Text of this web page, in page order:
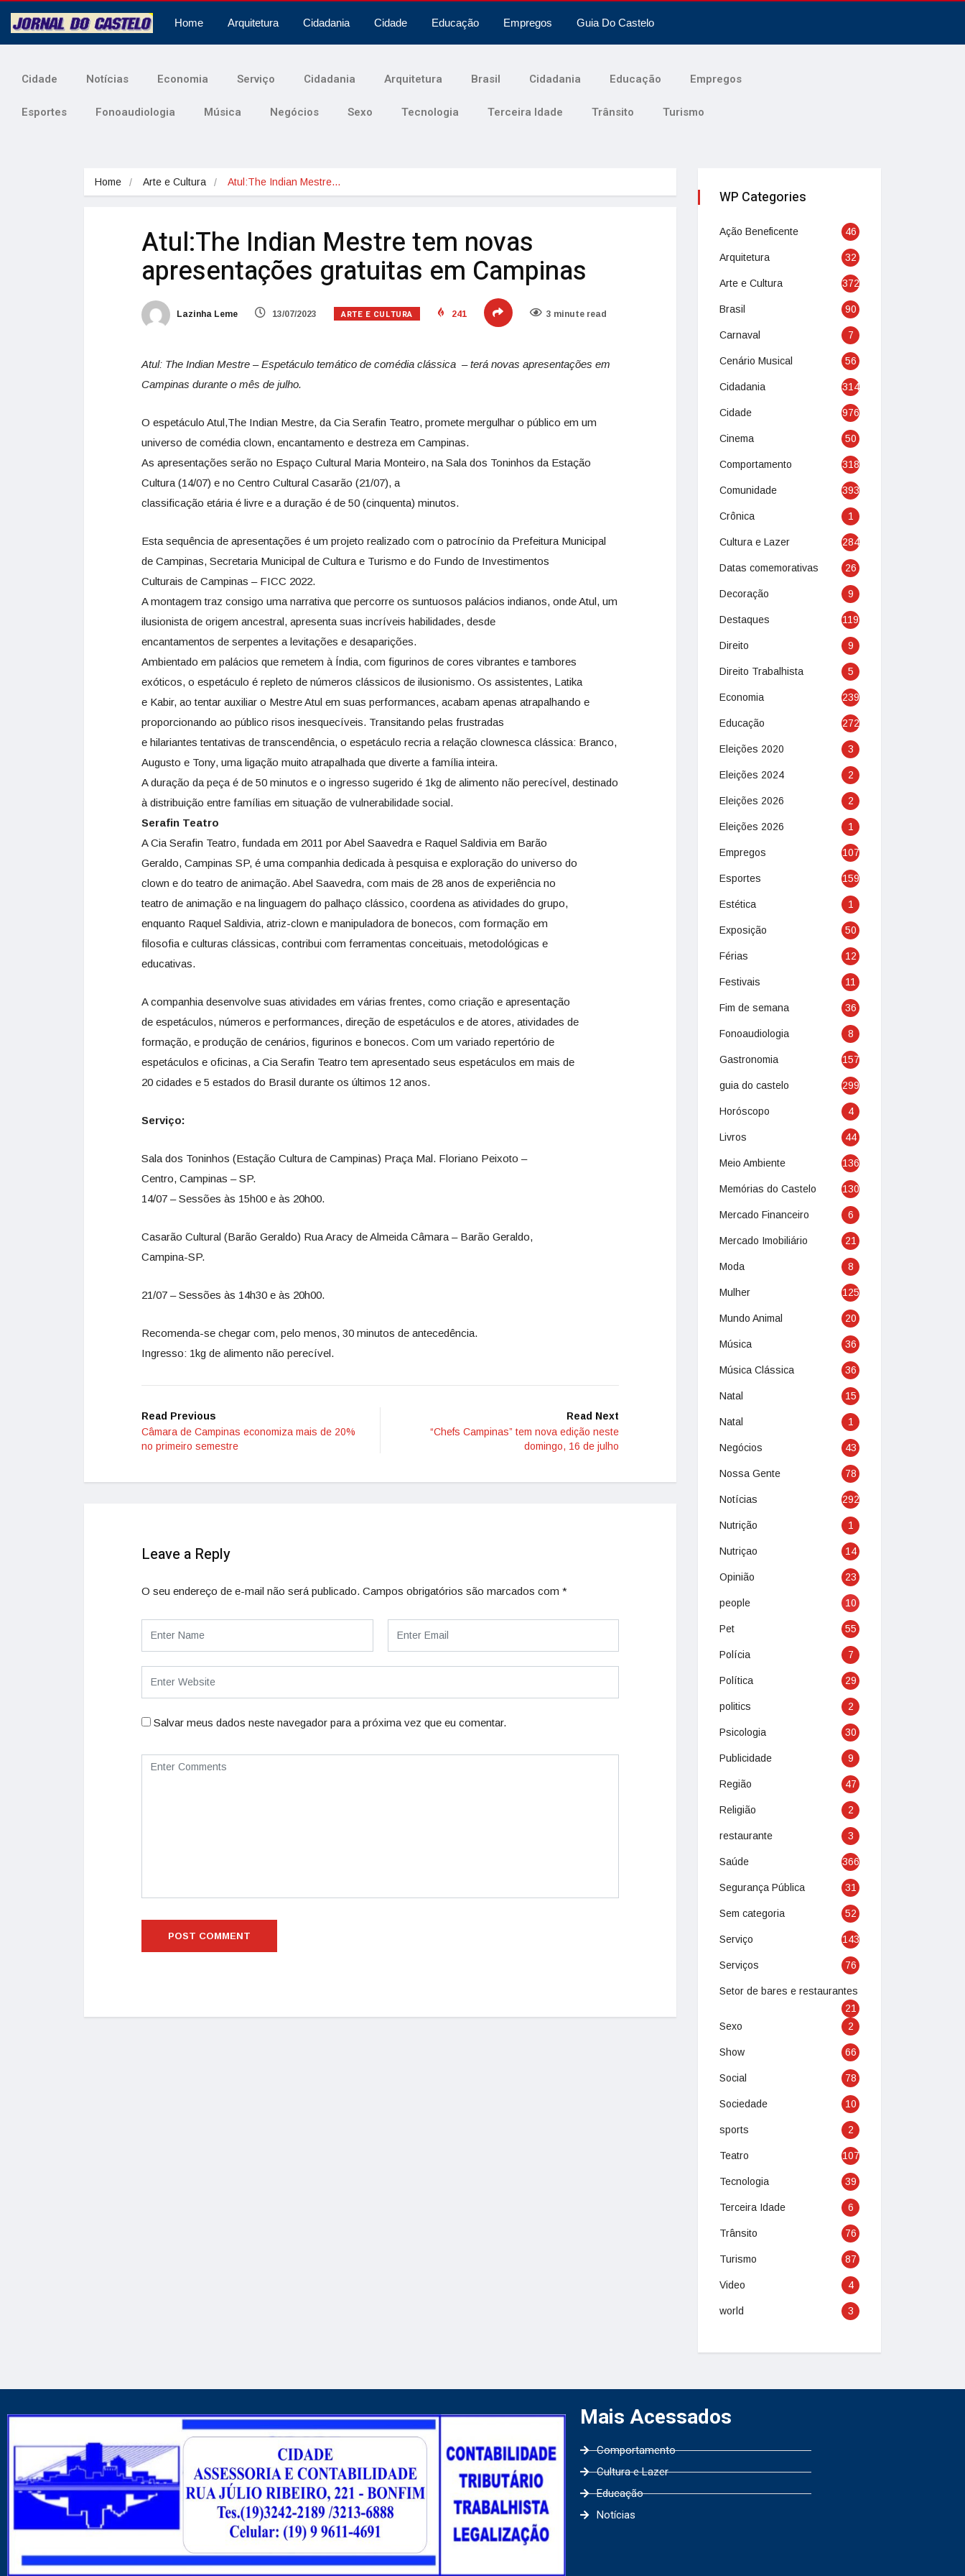
Home Arquitetura Cidadania Cidade Educação Empregos Guia Do Castelo
Cidade Notícias Economia Serviço Cidadania Arquitetura Brasil Cidadania Educação Empregos
Esportes Fonoaudiologia Música Negócios Sexo Tecnologia Terceira Idade Trânsito Turismo
Home Arte e Cultura Atul:The Indian Mestre…
Atul:The Indian Mestre tem novas
apresentações gratuitas em Campinas
Lazinha Leme 13/07/2023 ARTE E CULTURA 241 3 minute read
Atul: The Indian Mestre – Espetáculo temático de comédia clássica – terá novas apresentações em
Campinas durante o mês de julho.
O espetáculo Atul,The Indian Mestre, da Cia Serafin Teatro, promete mergulhar o público em um
universo de comédia clown, encantamento e destreza em Campinas.
As apresentações serão no Espaço Cultural Maria Monteiro, na Sala dos Toninhos da Estação
Cultura (14/07) e no Centro Cultural Casarão (21/07), a
classificação etária é livre e a duração é de 50 (cinquenta) minutos.
Esta sequência de apresentações é um projeto realizado com o patrocínio da Prefeitura Municipal
de Campinas, Secretaria Municipal de Cultura e Turismo e do Fundo de Investimentos
Culturais de Campinas – FICC 2022.
A montagem traz consigo uma narrativa que percorre os suntuosos palácios indianos, onde Atul, um
ilusionista de origem ancestral, apresenta suas incríveis habilidades, desde
encantamentos de serpentes a levitações e desaparições.
Ambientado em palácios que remetem à Índia, com figurinos de cores vibrantes e tambores
exóticos, o espetáculo é repleto de números clássicos de ilusionismo. Os assistentes, Latika
e Kabir, ao tentar auxiliar o Mestre Atul em suas performances, acabam apenas atrapalhando e
proporcionando ao público risos inesquecíveis. Transitando pelas frustradas
e hilariantes tentativas de transcendência, o espetáculo recria a relação clownesca clássica: Branco,
Augusto e Tony, uma ligação muito atrapalhada que diverte a família inteira.
A duração da peça é de 50 minutos e o ingresso sugerido é 1kg de alimento não perecível, destinado
à distribuição entre famílias em situação de vulnerabilidade social.
Serafin Teatro
A Cia Serafin Teatro, fundada em 2011 por Abel Saavedra e Raquel Saldivia em Barão
Geraldo, Campinas SP, é uma companhia dedicada à pesquisa e exploração do universo do
clown e do teatro de animação. Abel Saavedra, com mais de 28 anos de experiência no
teatro de animação e na linguagem do palhaço clássico, coordena as atividades do grupo,
enquanto Raquel Saldivia, atriz-clown e manipuladora de bonecos, com formação em
filosofia e culturas clássicas, contribui com ferramentas conceituais, metodológicas e
educativas.
A companhia desenvolve suas atividades em várias frentes, como criação e apresentação
de espetáculos, números e performances, direção de espetáculos e de atores, atividades de
formação, e produção de cenários, figurinos e bonecos. Com um variado repertório de
espetáculos e oficinas, a Cia Serafin Teatro tem apresentado seus espetáculos em mais de
20 cidades e 5 estados do Brasil durante os últimos 12 anos.
Serviço:
Sala dos Toninhos (Estação Cultura de Campinas) Praça Mal. Floriano Peixoto –
Centro, Campinas – SP.
14/07 – Sessões às 15h00 e às 20h00.
Casarão Cultural (Barão Geraldo) Rua Aracy de Almeida Câmara – Barão Geraldo,
Campina-SP.
21/07 – Sessões às 14h30 e às 20h00.
Recomenda-se chegar com, pelo menos, 30 minutos de antecedência.
Ingresso: 1kg de alimento não perecível.
Read Previous
Câmara de Campinas economiza mais de 20%
no primeiro semestre
Read Next
“Chefs Campinas” tem nova edição neste
domingo, 16 de julho
Leave a Reply
O seu endereço de e-mail não será publicado. Campos obrigatórios são marcados com *
Salvar meus dados neste navegador para a próxima vez que eu comentar.
WP Categories
Ação Beneficente 46
Arquitetura 32
Arte e Cultura 372
Brasil 90
Carnaval 7
Cenário Musical 56
Cidadania 314
Cidade 976
Cinema 50
Comportamento 318
Comunidade 393
Crônica 1
Cultura e Lazer 284
Datas comemorativas 26
Decoração 9
Destaques 119
Direito 9
Direito Trabalhista 5
Economia 239
Educação 272
Eleições 2020 3
Eleições 2024 2
Eleições 2026 2
Eleições 2026 1
Empregos 107
Esportes 159
Estética 1
Exposição 50
Férias 12
Festivais 11
Fim de semana 36
Fonoaudiologia 8
Gastronomia 157
guia do castelo 299
Horóscopo 4
Livros 44
Meio Ambiente 136
Memórias do Castelo 130
Mercado Financeiro 6
Mercado Imobiliário 21
Moda 8
Mulher 125
Mundo Animal 20
Música 36
Música Clássica 36
Natal 15
Natal 1
Negócios 43
Nossa Gente 78
Notícias 292
Nutrição 1
Nutriçao 14
Opinião 23
people 10
Pet 55
Polícia 7
Política 29
politics 2
Psicologia 30
Publicidade 9
Região 47
Religião 2
restaurante 3
Saúde 366
Segurança Pública 31
Sem categoria 52
Serviço 143
Serviços 76
Setor de bares e restaurantes
21
Sexo
2
Show 66
Social 78
Sociedade 10
sports 2
Teatro 107
Tecnologia 39
Terceira Idade 6
Trânsito 76
Turismo 87
Video 4
world 3
Mais Acessados
Comportamento
Cultura e Lazer
Educação
Notícias